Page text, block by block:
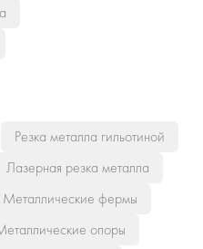
Резка металла гильотиной
Лазерная резка металла
Металлические фермы
опоры